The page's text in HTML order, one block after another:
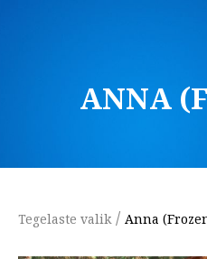
ANNA
Tegelaste valik / Anna